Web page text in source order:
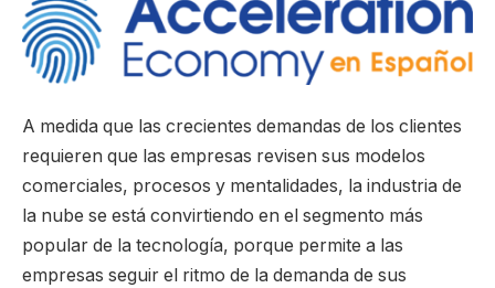
A medida que las crecientes demandas de los clientes
requieren que las empresas revisen sus modelos
comerciales, procesos y mentalidades, la industria de
la nube se está convirtiendo en el segmento más
popular de la tecnología, porque permite a las
empresas seguir el ritmo de la demanda de sus